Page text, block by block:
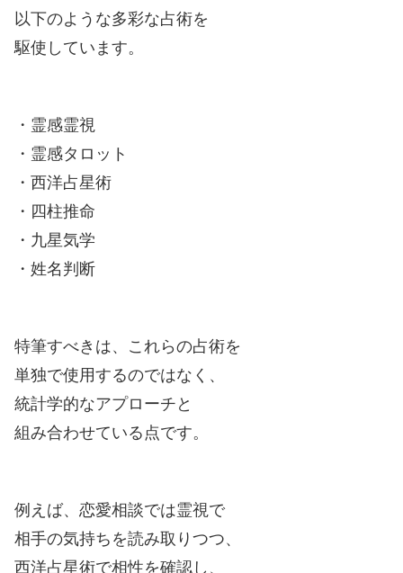
以下のような多彩な占術を
駆使しています。
・霊感霊視
・霊感タロット
・西洋占星術
・四柱推命
・九星気学
・姓名判断
特筆すべきは、これらの占術を
単独で使用するのではなく、
統計学的なアプローチと
組み合わせている点です。
例えば、恋愛相談では霊視で
相手の気持ちを読み取りつつ、
西洋占星術で相性を確認し、